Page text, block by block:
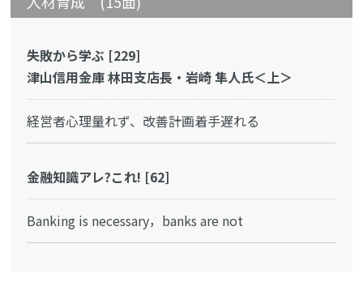
失敗から学ぶ [229]
津山信用金庫 林田支店長・岩崎 隼人氏＜上＞
経営者心理量れず、改善計画着手遅れる
金融知識アレ?これ! [62]
Banking is necessary，banks are not